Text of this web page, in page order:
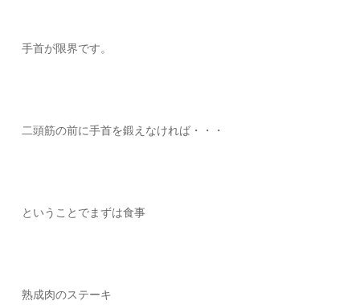
手首が限界です。
二頭筋の前に手首を鍛えなければ・・・
ということでまずは食事
熟成肉のステーキ